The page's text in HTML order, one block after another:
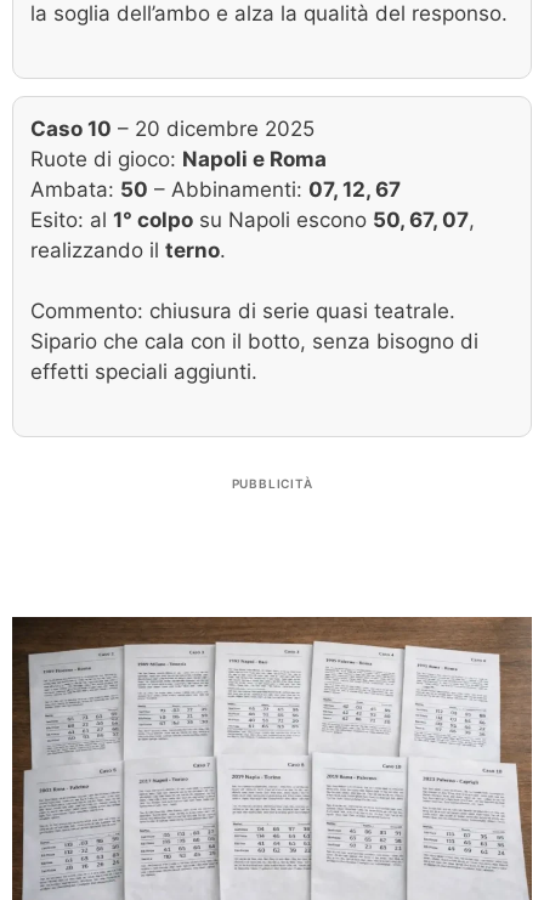
la soglia dell’ambo e alza la qualità del responso.
Caso 10 – 20 dicembre 2025
Ruote di gioco: Napoli e Roma
Ambata: 50 – Abbinamenti: 07, 12, 67
Esito: al 1° colpo su Napoli escono 50, 67, 07,
realizzando il terno.
Commento: chiusura di serie quasi teatrale.
Sipario che cala con il botto, senza bisogno di
effetti speciali aggiunti.
PUBBLICITÀ